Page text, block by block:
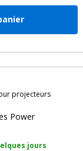
projecteurs
Power
jours